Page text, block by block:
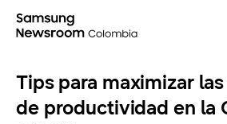
Tips para maximizar
de productividad en la